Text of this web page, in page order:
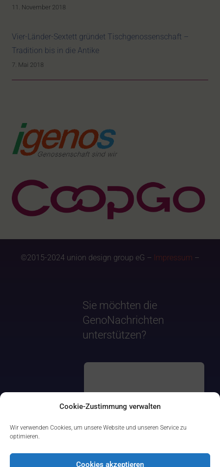
Cookie-Zustimmung verwalten
Wir verwenden Cookies, um unsere Website und unseren Service zu
optimieren.
Cookies akzeptieren
11. November 2018
Vier-Länder-Sextett gründet Tischgenossenschaft –
Tradition bis in die Antike
7. Mai 2018
©2015-2024 union design group eG – Impressum –
Sie möchten die
GenoNachrichten
unterstützen?